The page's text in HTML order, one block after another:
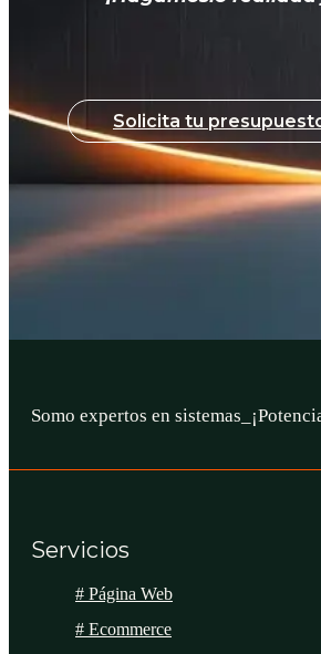
Solicita tu
Somo expertos en sistemas web_
Servicios
# Página Web
# Ecommerce